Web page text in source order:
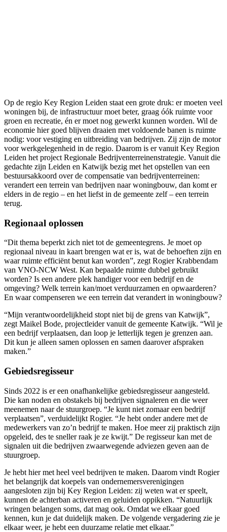
Op de regio Key Region Leiden staat een grote druk: er moeten veel
woningen bij, de infrastructuur moet beter, graag óók ruimte voor
groen en recreatie, én er moet nog gewerkt kunnen worden. Wil de
economie hier goed blijven draaien met voldoende banen is ruimte
nodig: voor vestiging en uitbreiding van bedrijven. Zij zijn de motor
voor werkgelegenheid in de regio. Daarom is er vanuit Key Region
Leiden het project Regionale Bedrijventerreinenstrategie. Vanuit die
gedachte zijn Leiden en Katwijk bezig met het opstellen van een
bestuursakkoord over de compensatie van bedrijventerreinen:
verandert een terrein van bedrijven naar woningbouw, dan komt er
elders in de regio – en het liefst in de gemeente zelf – een terrein
terug.
Regionaal oplossen
“Dit thema beperkt zich niet tot de gemeentegrens. Je moet op
regionaal niveau in kaart brengen wat er is, wat de behoeften zijn en
waar ruimte efficiënt benut kan worden”, zegt Rogier Krabbendam
van VNO-NCW West. Kan bepaalde ruimte dubbel gebruikt
worden? Is een andere plek handiger voor een bedrijf en de
omgeving? Welk terrein kan/moet verduurzamen en opwaarderen?
En waar compenseren we een terrein dat verandert in woningbouw?
“Mijn verantwoordelijkheid stopt niet bij de grens van Katwijk”,
zegt Maikel Bode, projectleider vanuit de gemeente Katwijk. “Wil je
een bedrijf verplaatsen, dan loop je letterlijk tegen je grenzen aan.
Dit kun je alleen samen oplossen en samen daarover afspraken
maken.”
Gebiedsregisseur
Sinds 2022 is er een onafhankelijke gebiedsregisseur aangesteld.
Die kan noden en obstakels bij bedrijven signaleren en die weer
meenemen naar de stuurgroep. “Je kunt niet zomaar een bedrijf
verplaatsen”, verduidelijkt Rogier. “Je hebt onder andere met de
medewerkers van zo’n bedrijf te maken. Hoe meer zij praktisch zijn
opgeleid, des te sneller raak je ze kwijt.” De regisseur kan met de
signalen uit die bedrijven zwaarwegende adviezen geven aan de
stuurgroep.
Je hebt hier met heel veel bedrijven te maken. Daarom vindt Rogier
het belangrijk dat koepels van ondernemersverenigingen
aangesloten zijn bij Key Region Leiden: zij weten wat er speelt,
kunnen de achterban activeren en geluiden oppikken. “Natuurlijk
wringen belangen soms, dat mag ook. Omdat we elkaar goed
kennen, kun je dat duidelijk maken. De volgende vergadering zie je
elkaar weer, je hebt een duurzame relatie met elkaar.”